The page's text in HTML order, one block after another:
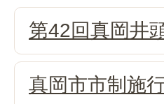
第42回真岡井
真岡市市制施